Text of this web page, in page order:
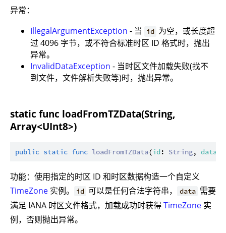
异常：
IllegalArgumentException - 当 id 为空，或长度超
过 4096 字节，或不符合标准时区 ID 格式时，抛出
异常。
InvalidDataException - 当时区文件加载失败(找不
到文件，文件解析失败等)时，抛出异常。
static func loadFromTZData(String,
Array<UInt8>)
public static func loadFromTZData(id: String, data
功能：使用指定的时区 ID 和时区数据构造一个自定义
TimeZone 实例。 id 可以是任何合法字符串， data 需要
满足 IANA 时区文件格式，加载成功时获得TimeZone 实
例，否则抛出异常。